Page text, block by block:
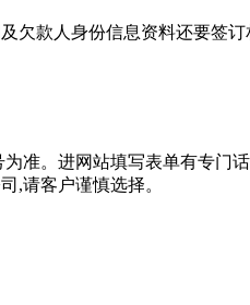
款人身份信息资料还要签
准。进网站填写表单有专门
,请客户谨慎选择。